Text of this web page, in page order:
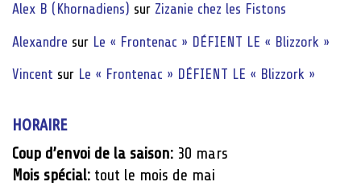
Alex B (Khornadiens) sur Zizanie chez les Fistons
Alexandre sur Le « Frontenac » DÉFIENT LE « Blizzork »
Vincent sur Le « Frontenac » DÉFIENT LE « Blizzork »
HORAIRE
Coup d’envoi de la saison: 30 mars
Mois spécial: tout le mois de mai